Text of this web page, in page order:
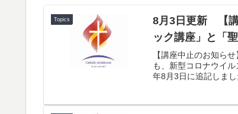
Topics
8月3日更新 【講
ック講座」と「聖
【講座中止のお知ら
も、新型コロナウイ
年8月3日に追記しま